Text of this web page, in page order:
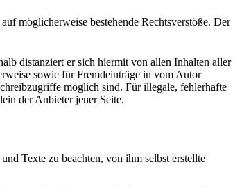
möglicherweise bestehende Rechtsverstöße. Der
distanziert er sich hiermit von allen Inhalten aller
sowie für Fremdeinträge in vom Autor
möglich sind. Für illegale, fehlerhafte
der Anbieter jener Seite.
Texte zu beachten, von ihm selbst erstellte